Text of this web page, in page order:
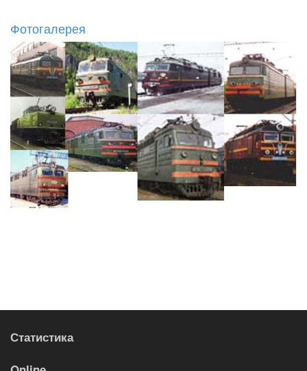
Фотогалерея
Статистика